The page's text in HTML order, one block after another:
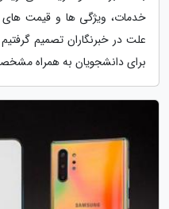
خدمات، ویژگی ها و قیمت های
برای دانشجویان به همراه